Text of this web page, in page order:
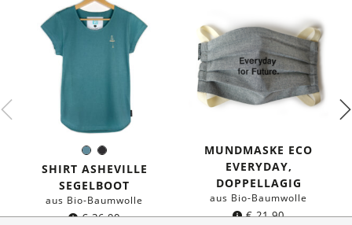
SeeblauSchwarz
Farbe:
SHIRT ASHEVILLE
SEGELBOOT
aus Bio-Baumwolle
€36,90
MUNDMASKE ECO
EVERYDAY,
DOPPELLAGIG
aus Bio-Baumwolle
€21,90